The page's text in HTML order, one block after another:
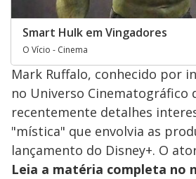
Smart Hulk em Vingadores
O Vício - Cinema
Mark Ruffalo, conhecido por
no Universo Cinematográfico
recentemente detalhes
"mística" que envolvia as
lançamento do Disney+. O
Leia a matéria completa no